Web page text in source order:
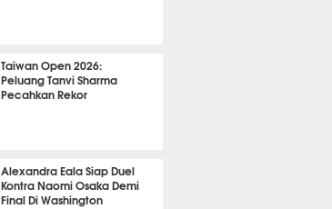
Taiwan Open 2026:
Peluang Tanvi Sharma
Pecahkan Rekor
Alexandra Eala Siap Duel
Kontra Naomi Osaka Demi
Final Di Washington